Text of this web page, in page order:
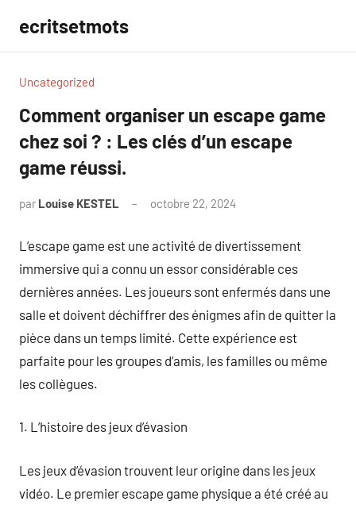
contenu
ecritsetmots
Uncategorized
Comment organiser un escape game
chez soi ? : Les clés d’un escape
game réussi.
par Louise KESTEL octobre 22, 2024
L’escape game est une activité de divertissement
immersive qui a connu un essor considérable ces
dernières années. Les joueurs sont enfermés dans une
salle et doivent déchiffrer des énigmes afin de quitter la
pièce dans un temps limité. Cette expérience est
parfaite pour les groupes d’amis, les familles ou même
les collègues.
1. L’histoire des jeux d’évasion
Les jeux d’évasion trouvent leur origine dans les jeux
vidéo. Le premier escape game physique a été créé au